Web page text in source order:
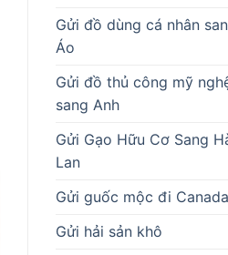
Gửi đồ dùng cá nhân
Áo
Gửi đồ thủ công mỹ
sang Anh
Gửi Gạo Hữu Cơ Sang
Lan
Gửi guốc mộc đi Canada
Gửi hải sản khô